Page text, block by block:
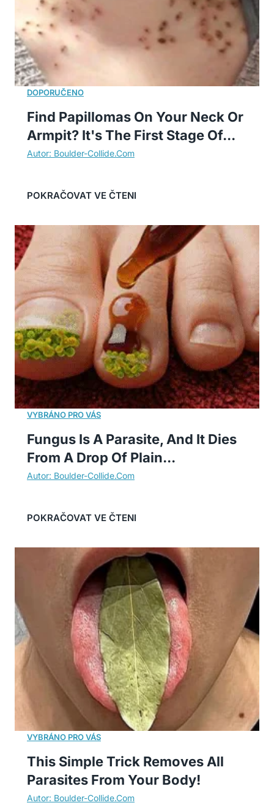
Find Papillomas On Your Neck Or
Armpit? It's The First Stage Of...
Fungus Is A Parasite, And It Dies
From A Drop Of Plain...
This Simple Trick Removes All
Parasites From Your Body!